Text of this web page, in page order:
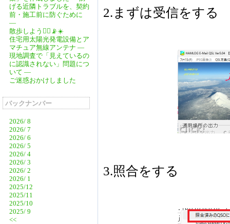
げる近隣トラブルを、契約
前・施工前に防ぐために
―
散歩しよう🚶‍♂️📡☀️
住宅用太陽光発電設備とア
マチュア無線アンテナ ―
現地調査で「見えているの
に認識されない」問題につ
いて ―
ご迷惑おかけしました
バックナンバー
2026/ 8
2026/ 7
2026/ 6
2026/ 5
2026/ 4
2026/ 3
2026/ 2
2026/ 1
2025/12
2025/11
2025/10
2025/ 9
<<
2.まずは受信をする
3.照合をする